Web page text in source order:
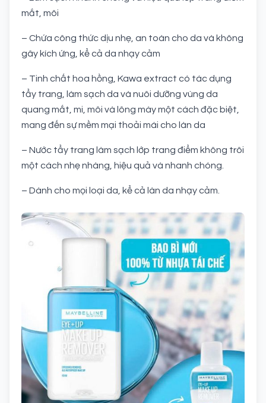
mắt, môi
– Chứa công thức dịu nhẹ, an toàn cho da và không
gây kích ứng, kể cả da nhạy cảm
– Tinh chất hoa hồng, Kawa extract có tác dụng
tẩy trang, làm sạch da và nuôi dưỡng vùng da
quang mắt, mi, môi và lông mày một cách đặc biệt,
mang đến sự mềm mại thoải mái cho làn da
– Nước tẩy trang làm sạch lớp trang điểm không trôi
một cách nhẹ nhàng, hiệu quả và nhanh chóng.
– Dành cho mọi loại da, kể cả làn da nhạy cảm.